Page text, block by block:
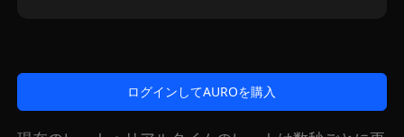
ログインしてAUROを購入